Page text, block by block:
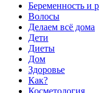
Беременность и
Волосы
Делаем всё дома
Дети
Диеты
Дом
Здоровье
Как?
Косметология